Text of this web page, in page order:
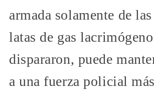
armada solamente de
latas de gas
dispararon, puede
a una fuerza policial más